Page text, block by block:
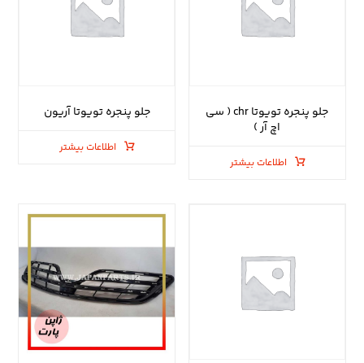
جلو پنجره تویوتا chr ( سی
اچ آر )
اطلاعات بیشتر
جلو پنجره تویوتا آریون
اطلاعات بیشتر